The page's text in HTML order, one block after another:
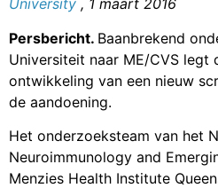
University , 1 maart 2016
Persbericht. Baanbrekend
Universiteit naar ME/CVS legt
ontwikkeling van een nieuw
de aandoening.
Het onderzoeksteam van het
Neuroimmunology and
Menzies Health Institute